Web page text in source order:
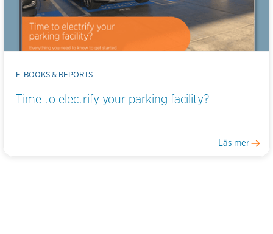
E-BOOKS & REPORTS
Time to electrify your parking facility?
Läs mer